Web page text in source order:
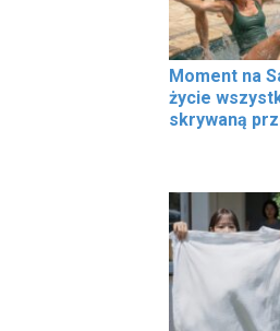
Moment na
życie
skrywaną